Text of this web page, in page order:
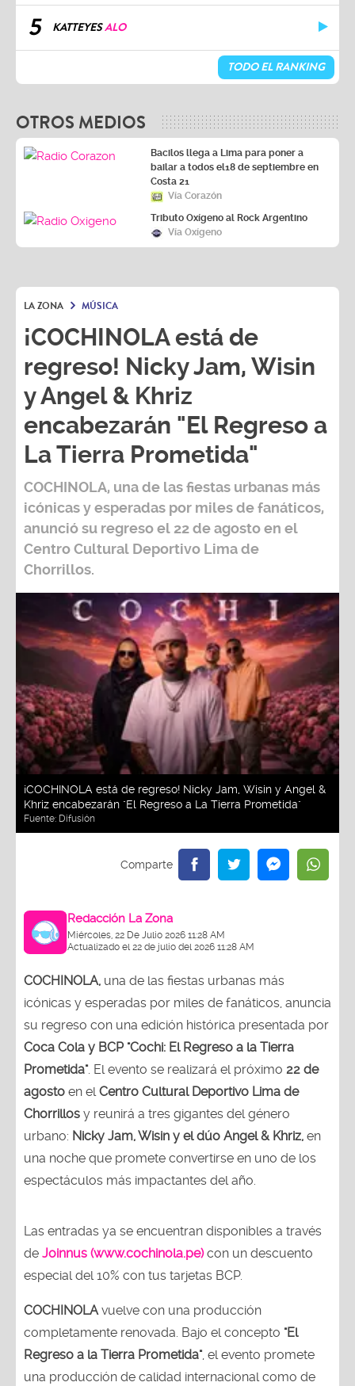
5 KATTEYESALO
TODO EL RANKING
OTROS MEDIOS
Bacilos llega a Lima para poner a
bailar a todos el18 de septiembre en
Costa 21
Vía Corazón
Tributo Oxígeno al Rock Argentino
Vía Oxígeno
LA ZONA MÚSICA
¡COCHINOLA está de
regreso! Nicky Jam, Wisin
y Angel & Khriz
encabezarán "El Regreso a
La Tierra Prometida"
COCHINOLA, una de las fiestas urbanas más
icónicas y esperadas por miles de fanáticos,
anunció su regreso el 22 de agosto en el
Centro Cultural Deportivo Lima de
Chorrillos.
¡COCHINOLA está de regreso! Nicky Jam, Wisin y Angel &
Khriz encabezarán "El Regreso a La Tierra Prometida"
Fuente: Difusión
Redacción La Zona
Miércoles, 22 De Julio 2026 11:28 AM
Actualizado el 22 de julio del 2026 11:28 AM
COCHINOLA, una de las fiestas urbanas más
icónicas y esperadas por miles de fanáticos, anuncia
su regreso con una edición histórica presentada por
Coca Cola y BCP "Cochi: El Regreso a la Tierra
Prometida". El evento se realizará el próximo 22 de
agosto en elCentro Cultural Deportivo Lima de
Chorrillos y reunirá a tres gigantes del género
urbano: Nicky Jam, Wisin y el dúo Angel & Khriz, en
una noche que promete convertirse en uno de los
espectáculos más impactantes del año.
Las entradas ya se encuentran disponibles a través
de Joinnus (www.cochinola.pe)con un descuento
especial del 10% con tus tarjetas BCP.
COCHINOLAvuelve con una producción
completamente renovada. Bajo el concepto "El
Regreso a la Tierra Prometida", el evento promete
una producción de calidad internacional como de